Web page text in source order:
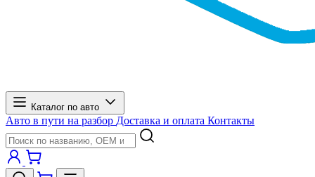
Каталог по авто
Авто в пути на разбор Доставка и оплата Контакты